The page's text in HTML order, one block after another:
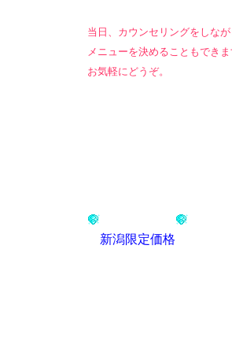
当日、カウンセリングをしなが
メニューを決めることもでき
お気軽にどうぞ。
新潟限定価格